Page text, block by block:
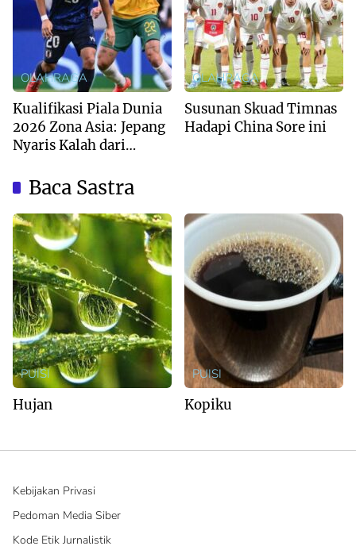
OLAHRAGA
Kualifikasi Piala Dunia
2026 Zona Asia: Jepang
Nyaris Kalah dari
OLAHRAGA
Susunan Skuad Timnas
Hadapi China Sore ini
Baca Sastra
PUISI
Hujan
PUISI
Kopiku
Kebijakan Privasi
Pedoman Media Siber
Kode Etik Jurnalistik